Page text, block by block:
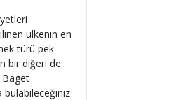
ülkenin en
türü pek
bir diğeri de
Baget
bulabileceğiniz